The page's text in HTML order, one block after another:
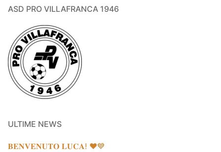
ASD PRO VILLAFRANCA 1946
ULTIME NEWS
𝐁𝐄𝐍𝐕𝐄𝐍𝐔𝐓𝐎 𝐋𝐔𝐂𝐀! ❤️💙